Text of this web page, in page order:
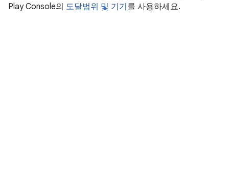
Play Console의 도달범위 및 기기 를 사용하세요.